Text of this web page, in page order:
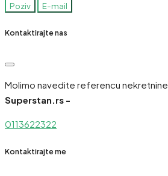
Poziv E-mail
Kontaktirajte nas
Molimo navedite referencu nekretnine
Superstan.rs -
0113622322
Kontaktirajte me